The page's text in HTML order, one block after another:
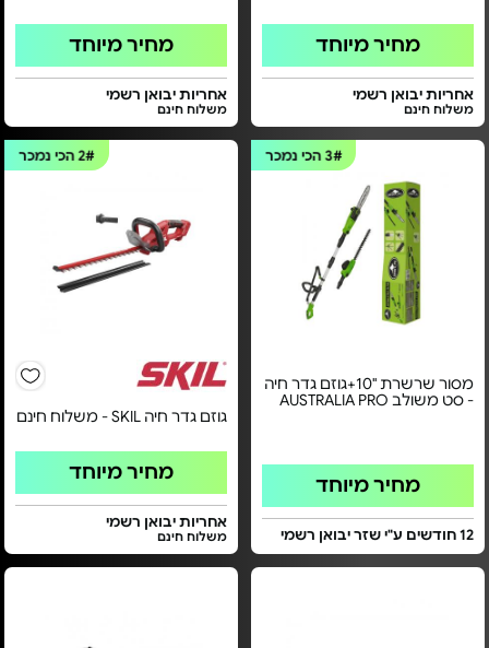
מחיר מיוחד
אחריות יבואן רשמי
משלוח חינם
מחיר מיוחד
אחריות יבואן רשמי
משלוח חינם
3# הכי נמכר
מסור שרשרת "10+גוזם גדר חיה
- סט משולב AUSTRALIA PRO
מחיר מיוחד
12 חודשים ע"י שזר יבואן רשמי
2#הכי נמכר
גוזם גדר חיה SKIL - משלוח חינם
מחיר מיוחד
אחריות יבואן רשמי
משלוח חינם